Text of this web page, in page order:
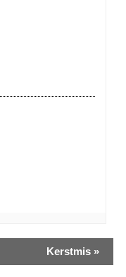
Kerstmis »